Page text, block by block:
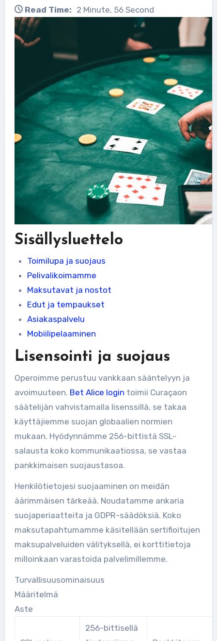
Read Time: 2 Minute, 56 Second
Sisällysluettelo
Toimilupa ja suojaus
Pelivalikoimamme
Maksutavat ja nostot
Edut ja tempaukset
Asiakaspalvelu
Mobiilipelaaminen
Lisensointi ja suojaus
Operoimme perustuu vankkaan sääntelyyn ja
avoimuuteen. Bet Alice login toimii Curaçaon
säätelijän vahvistamalla lisenssillä, se takaa
käyttäjiemme suojan globaalien normien
mukaan. Hyödynnämme 256-bittistä SSL-
salausta koko kommunikaatiossa, se vastaa
pankkimaisen suojaustasoa.
Henkilötietojesi suojaaminen on meidän
äärimmäisen tärkeää. Noudatamme ankaria
suojaperiaatteita ja GDPR-säädöksiä. Koko
maksutapahtumamme käsitellään sertifioitujen
maksupalveluiden välityksellä, ei korttitietoja
milloinkaan varastoida palvelimillemme.
Turvallisuusominaisuus
Määritelmä
Aste
256-bittisellä